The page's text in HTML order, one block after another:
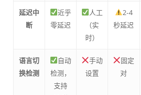
延迟中
断
近乎
零延迟
人工
（实
时）
2-4
秒延迟
语言切
换检测
自动
检测，
支持
手动
设置
固定
对